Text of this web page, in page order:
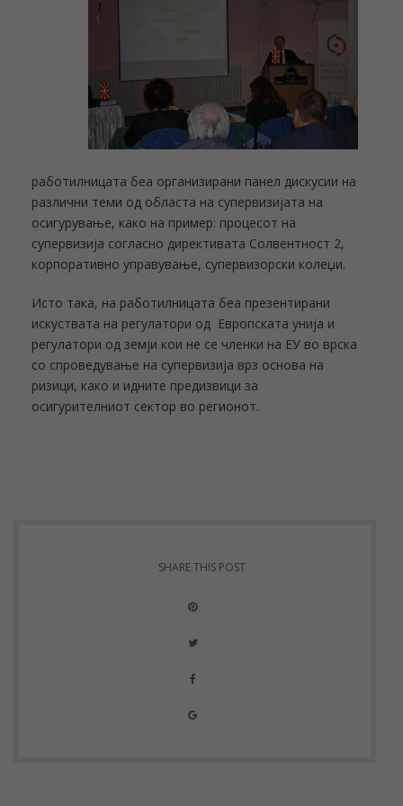
работилницата беа организирани панел дискусии на
различни теми од областа на супервизијата на
осигурување, како на пример: процесот на
супервизија согласно директивата Солвентност 2,
корпоративно управување, супервизорски колеџи.
Исто така, на работилницата беа презентирани
искуствата на регулатори од Европската унија и
регулатори од земји кои не се членки на ЕУ во врска
со спроведување на супервизија врз основа на
ризици, како и идните предизвици за
осигурителниот сектор во регионот.
SHARE THIS POST